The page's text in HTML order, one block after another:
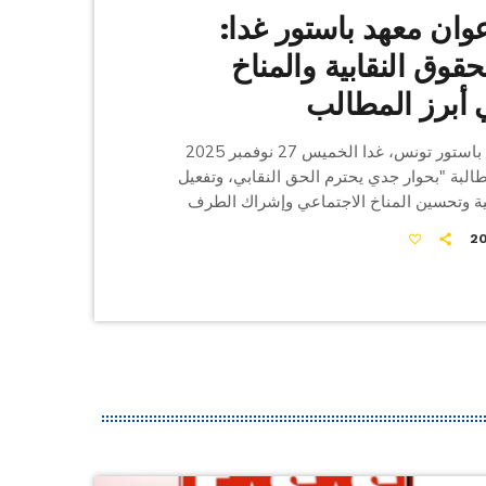
معهد باستور غدا:
النقابية والمناخ
أبرز المطالب
ينفذ أعوان معهد باستور تونس، غدا الخميس 27 نوفمبر 2025
"بحوار جدي يحترم الحق النقابي، وتفعيل
وتحسين المناخ الاجتماعي وإشراك الطرف
بيان نشر على صفحة الاتحاد الجهوي للشغل
وضمان […]